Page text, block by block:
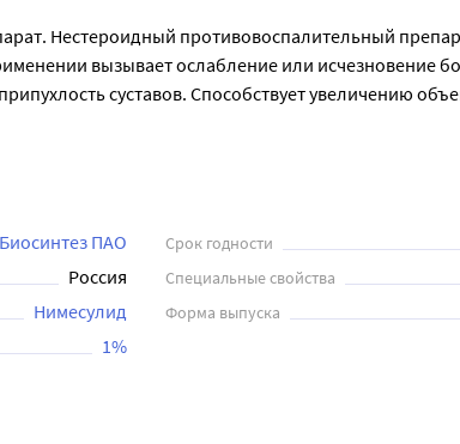
Нестероидный противовоспалительный
вызывает ослабление или исчезновение
суставов. Способствует увеличению
на прогрессирование заболевания
аппарата (повреждения и разрывы связок,
Биосинтез ПАО Срок годности
Россия Специальные свойства
Нимесулид Форма выпуска
1%